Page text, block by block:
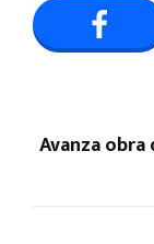
Avanza